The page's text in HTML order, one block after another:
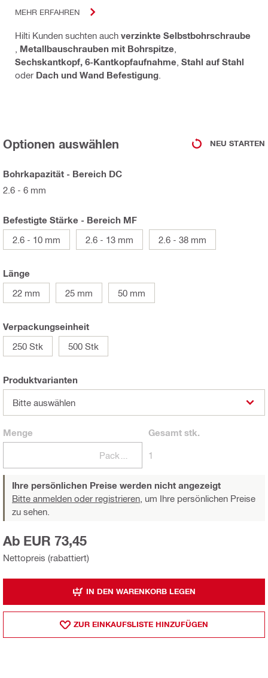
MEHR ERFAHREN
Hilti Kunden suchten auch verzinkte Selbstbohrschraube
Metallbauschrauben mit Bohrspitze
Sechskantkopf, 6-Kantkopfaufnahme Stahl auf Stahl
oder Dach und Wand Befestigung
Optionen auswählen NEU STARTEN
Bohrkapazität - Bereich DC
2.6 - 6 mm
Befestigte Stärke - Bereich MF
2.6 - 10 mm
2.6 - 13 mm 2.6 - 38 mm
Länge
22 mm
25 mm 50 mm
Verpackungseinheit
250 Stk
500 Stk
Produktvarianten
Bitte auswählen
Menge Gesamtstk.
1
Ihre persönlichen Preise werden nicht angezeigt
Bitte anmelden oder registrieren, um Ihre persönlichen Preise
zu sehen.
Nettopreis (rabattiert)
Ab EUR 73,45
IN DEN WARENKORB LEGEN
ZUR EINKAUFSLISTE HINZUFÜGEN